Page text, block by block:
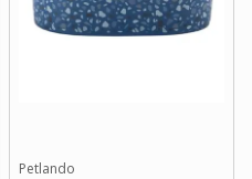
Petlando